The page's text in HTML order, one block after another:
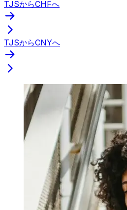
TJSからCHFへ
TJSからCNYへ